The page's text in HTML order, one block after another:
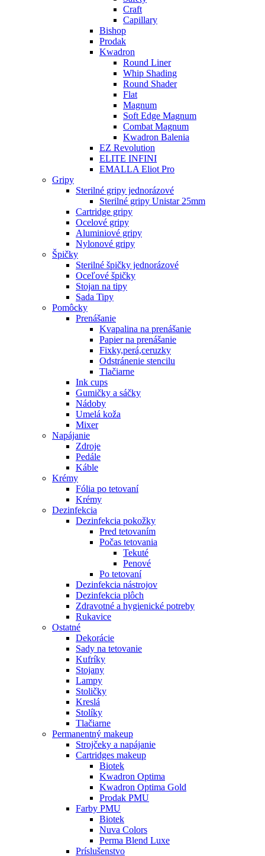
Craft
Capillary
Bishop
Prodak
Kwadron
Round Liner
Whip Shading
Round Shader
Flat
Magnum
Soft Edge Magnum
Combat Magnum
Kwadron Balenia
EZ Revolution
ELITE INFINI
EMALLA Eliot Pro
Gripy
Sterilné gripy jednorázové
Sterilné gripy Unistar 25mm
Cartridge gripy
Ocelové gripy
Aluminiové gripy
Nylonové gripy
Špičky
Sterilné špičky jednorázové
Oceľové špičky
Stojan na tipy
Sada Tipy
Pomôcky
Prenášanie
Kvapalina na prenášanie
Papier na prenášanie
Fixky,perá,ceruzky
Odstránenie stencilu
Tlačiarne
Ink cups
Gumičky a sáčky
Nádoby
Umelá koža
Mixer
Napájanie
Zdroje
Pedále
Káble
Krémy
Fólia po tetovaní
Krémy
Dezinfekcia
Dezinfekcia pokožky
Pred tetovaním
Počas tetovania
Tekuté
Penové
Po tetovaní
Dezinfekcia nástrojov
Dezinfekcia plôch
Zdravotné a hygienické potreby
Rukavice
Ostatné
Dekorácie
Sady na tetovanie
Kufríky
Stojany
Lampy
Stoličky
Kreslá
Stolíky
Tlačiarne
Permanentný makeup
Strojčeky a napájanie
Cartridges makeup
Biotek
Kwadron Optima
Kwadron Optima Gold
Prodak PMU
Farby PMU
Biotek
Nuva Colors
Perma Blend Luxe
Príslušenstvo